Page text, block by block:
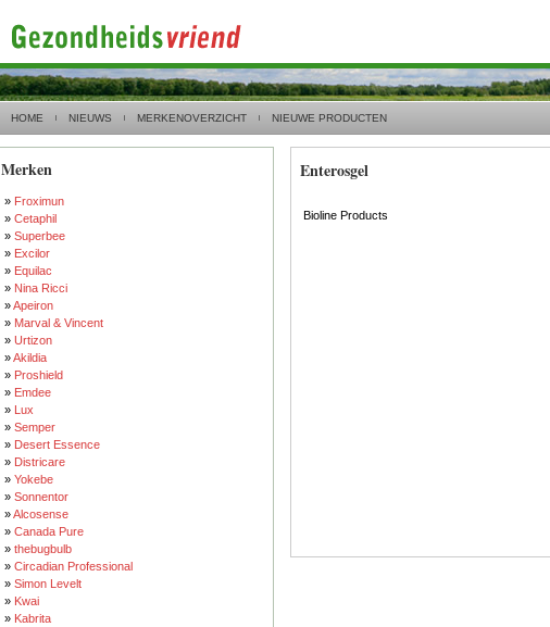
HOME NIEUWS MERKENOVERZICHT NIEUWE PRODUCTEN
Merken
» Froximun
» Cetaphil
» Superbee
» Excilor
» Equilac
» Nina Ricci
»Apeiron
» Marval & Vincent
» Urtizon
»Akildia
» Proshield
» Emdee
» Lux
» Semper
» Desert Essence
» Districare
» Yokebe
» Sonnentor
»Alcosense
» Canada Pure
» thebugbulb
» Circadian Professional
» Simon Levelt
» Kwai
» Kabrita
Enterosgel
Bioline Products